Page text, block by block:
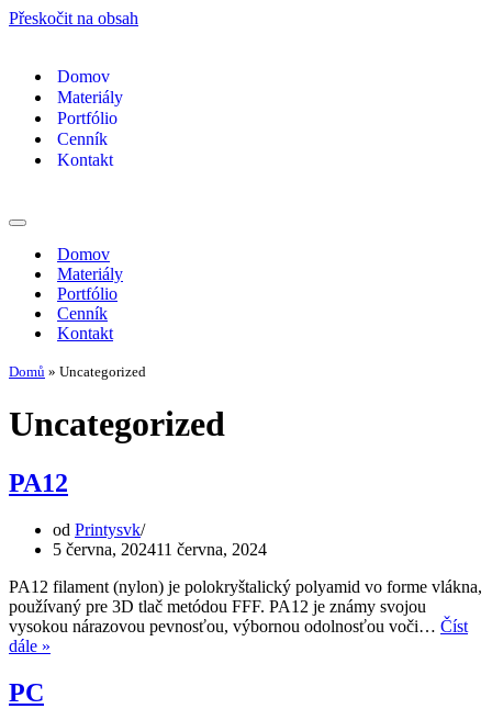
Přeskočit na obsah
Domov
Materiály
Portfólio
Cenník
Kontakt
Navigační
Domov
Materiály
Portfólio
Cenník
Kontakt
Domů » Uncategorized
Uncategorized
PA12
od Printysvk
5 června, 202411 června, 2024
PA12 filament (nylon) je polokryštalický polyamid vo forme vlákna,
používaný pre 3D tlač metódou FFF. PA12 je známy svojou
vysokou nárazovou pevnosťou, výbornou odolnosťou voči… Číst
dále »
PC